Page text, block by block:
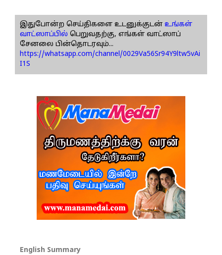
இதுபோன்ற செய்திகளை உடனுக்குடன் உங்கள்
வாட்ஸாப்பில் பெறுவதற்கு, எங்கள் வாட்ஸாப்
சேனலை பின்தொடரவும்...
https://whatsapp.com/channel/0029Va56Sr94Y9ltw5vAi
I1S
English Summary